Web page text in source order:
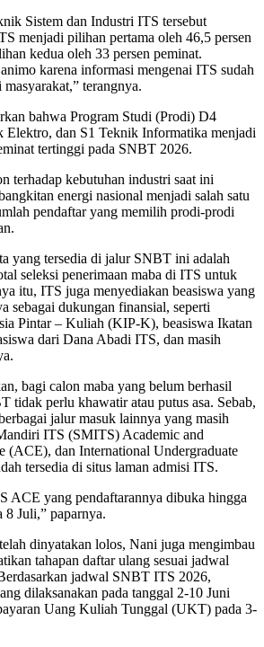
Sistem dan Industri ITS tersebut
menjadi pilihan pertama oleh 46,5 persen
kedua oleh 33 persen peminat.
karena informasi mengenai ITS sudah
terangnya.
bahwa Program Studi (Prodi) D4
dan S1 Teknik Informatika menjadi
tertinggi pada SNBT 2026.
terhadap kebutuhan industri saat ini
energi nasional menjadi salah satu
pendaftar yang memilih prodi-prodi
yang tersedia di jalur SNBT ini adalah
seleksi penerimaan maba di ITS untuk
itu, ITS juga menyediakan beasiswa yang
sebagai dukungan finansial, seperti
Pintar – Kuliah (KIP-K), beasiswa Ikatan
dari Dana Abadi ITS, dan masih
bagi calon maba yang belum berhasil
tidak perlu khawatir atau putus asa. Sebab,
jalur masuk lainnya yang masih
ITS (SMITS) Academic and
(ACE), dan International Undergraduate
tersedia di situs laman admisi ITS.
ACE yang pendaftarannya dibuka hingga
8 Juli,” paparnya.
dinyatakan lolos, Nani juga mengimbau
tahapan daftar ulang sesuai jadwal
jadwal SNBT ITS 2026,
dilaksanakan pada tanggal 2-10 Juni
Uang Kuliah Tunggal (UKT) pada 3-